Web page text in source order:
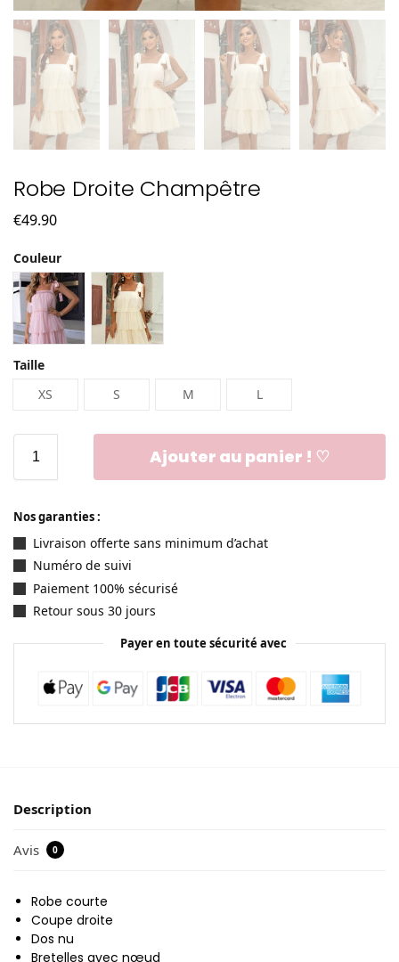
Robe Droite Champêtre
€49.90
Couleur
Taille
XS
S M L
Ajouter au panier ! ♡
Nos garanties :
Livraison offerte sans minimum d’achat
Numéro de suivi
Paiement 100% sécurisé
Retour sous 30 jours
Payer en toute sécurité avec
Description
Avis 0
Robe courte
Coupe droite
Dos nu
Bretelles avec nœud